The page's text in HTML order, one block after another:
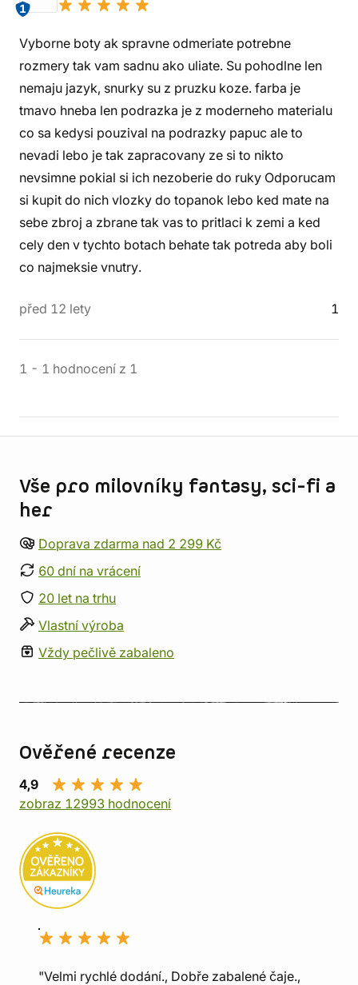
1
Vyborne boty ak spravne odmeriate potrebne
rozmery tak vam sadnu ako uliate. Su pohodlne len
nemaju jazyk, snurky su z pruzku koze. farba je
tmavo hneba len podrazka je z moderneho materialu
co sa kedysi pouzival na podrazky papuc ale to
nevadi lebo je tak zapracovany ze si to nikto
nevsimne pokial si ich nezoberie do ruky Odporucam
si kupit do nich vlozky do topanok lebo ked mate na
sebe zbroj a zbrane tak vas to pritlaci k zemi a ked
cely den v tychto botach behate tak potreda aby boli
co najmeksie vnutry.
před 12 lety 1
1 - 1 hodnocení z 1
Vše pro milovníky fantasy, sci-fi a
her
Doprava zdarma nad 2 299 Kč
60 dní na vrácení
20 let na trhu
Vlastní výroba
Vždy pečlivě zabaleno
Ověřené recenze
4,9
zobraz 12993 hodnocení
"Velmi rychlé dodání., Dobře zabalené čaje.,